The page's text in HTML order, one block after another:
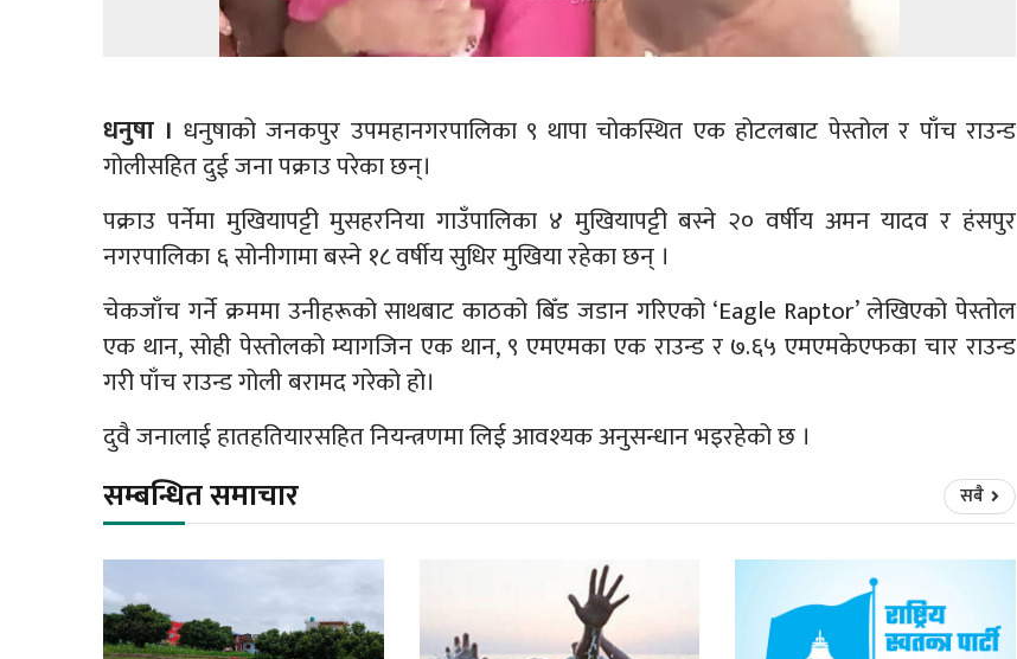
धनुषा । धनुषाको जनकपुर उपमहानगरपालिका ९ थापा चोकस्थित एक होटलबाट पेस्तोल र पाँच राउन्ड
गोलीसहित दुई जना पक्राउ परेका छन्।
पक्राउ पर्नेमा मुखियापट्टी मुसहरनिया गाउँपालिका ४ मुखियापट्टी बस्ने २० वर्षीय अमन यादव र हंसपुर
नगरपालिका ६ सोनीगामा बस्ने १८ वर्षीय सुधिर मुखिया रहेका छन् ।
चेकजाँच गर्ने क्रममा उनीहरूको साथबाट काठको बिँड जडान गरिएको ‘Eagle Raptor’ लेखिएको पेस्तोल
एक थान, सोही पेस्तोलको म्यागजिन एक थान, ९ एमएमका एक राउन्ड र ७.६५ एमएमकेएफका चार राउन्ड
गरी पाँच राउन्ड गोली बरामद गरेको हो।
दुवै जनालाई हातहतियारसहित नियन्त्रणमा लिई आवश्यक अनुसन्धान भइरहेको छ ।
सम्बन्धित समाचार सबै